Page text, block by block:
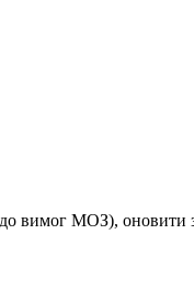
до вимог МОЗ), оновити